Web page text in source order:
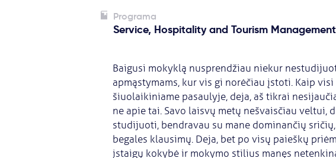
Programa
Service, Hospitality and Tourism Management
Baigusi mokyklą nusprendžiau niekur
apmąstymams, kur vis gi norėčiau įstoti. Kaip
šiuolaikiniame pasaulyje, deja, aš tikrai
ne apie tai. Savo laisvų metų nešvaisčiau veltui,
studijuoti, bendravau su mane dominančių
begales klausimų. Deja, bet po visų paieškų
įstaigų kokybė ir mokymo stilius manęs